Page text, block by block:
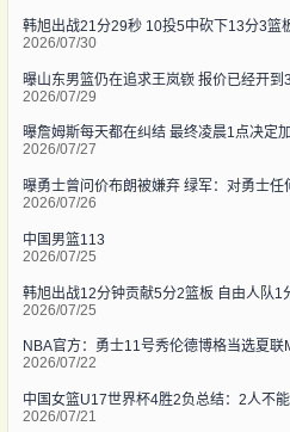
韩旭出战21分29秒 10投5中砍下13分3篮
2026/07/30
曝山东男篮仍在追求王岚嵚 报价已经开到
2026/07/29
曝詹姆斯每天都在纠结 最终凌晨1点决定
2026/07/27
曝勇士曾问价布朗被嫌弃 绿军：对勇士任
2026/07/26
中国男篮113
2026/07/25
韩旭出战12分钟贡献5分2篮板 自由人队1
2026/07/25
NBA官方：勇士11号秀伦德博格当选夏联
2026/07/22
中国女篮U17世界杯4胜2负总结：2人不
2026/07/21